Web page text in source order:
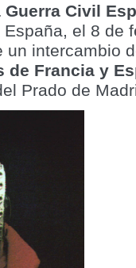
Guerra Civil
el 8 de
un intercambio
de Francia y
Prado de